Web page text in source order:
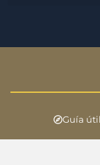
Guía útil